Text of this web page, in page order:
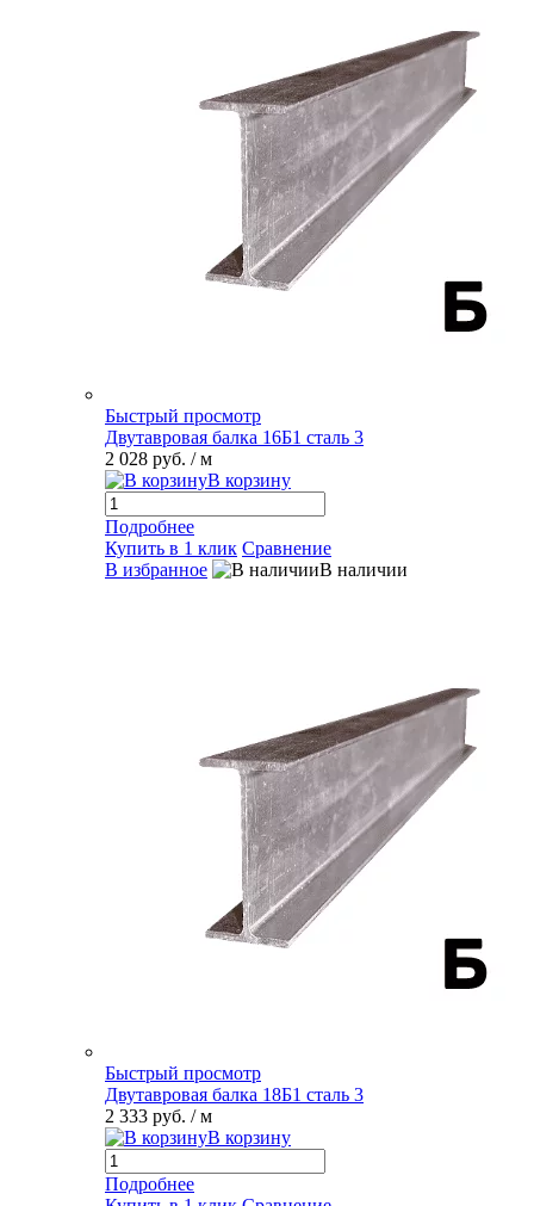
Быстрый просмотр
Двутавровая балка 16Б1 сталь 3
2 028 руб. / м
В корзину
Подробнее
Купить в 1 клик Сравнение
В избранное
В наличии
Быстрый просмотр
Двутавровая балка 18Б1 сталь 3
2 333 руб. / м
В корзину
Подробнее